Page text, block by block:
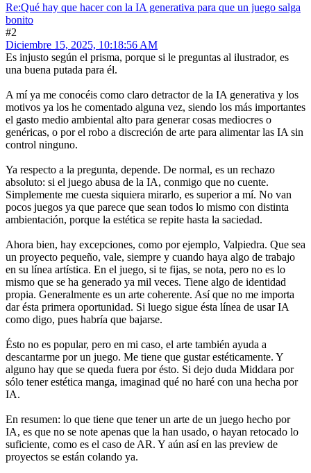
Re:Qué hay que hacer con la IA generativa para que un juego salga
bonito
#2
Diciembre 15, 2025, 10:18:56 AM
Es injusto según el prisma, porque si le preguntas al ilustrador, es
una buena putada para él.
A mí ya me conocéis como claro detractor de la IA generativa y los
motivos ya los he comentado alguna vez, siendo los más importantes
el gasto medio ambiental alto para generar cosas mediocres o
genéricas, o por el robo a discreción de arte para alimentar las IA sin
control ninguno.
Ya respecto a la pregunta, depende. De normal, es un rechazo
absoluto: si el juego abusa de la IA, conmigo que no cuente.
Simplemente me cuesta siquiera mirarlo, es superior a mí. No van
pocos juegos ya que parece que sean todos lo mismo con distinta
ambientación, porque la estética se repite hasta la saciedad.
Ahora bien, hay excepciones, como por ejemplo, Valpiedra. Que sea
un proyecto pequeño, vale, siempre y cuando haya algo de trabajo
en su línea artística. En el juego, si te fijas, se nota, pero no es lo
mismo que se ha generado ya mil veces. Tiene algo de identidad
propia. Generalmente es un arte coherente. Así que no me importa
dar ésta primera oportunidad. Si luego sigue ésta línea de usar IA
como digo, pues habría que bajarse.
Ésto no es popular, pero en mi caso, el arte también ayuda a
descantarme por un juego. Me tiene que gustar estéticamente. Y
alguno hay que se queda fuera por ésto. Si dejo duda Middara por
sólo tener estética manga, imaginad qué no haré con una hecha por
IA.
En resumen: lo que tiene que tener un arte de un juego hecho por
IA, es que no se note apenas que la han usado, o hayan retocado lo
suficiente, como es el caso de AR. Y aún así en las preview de
proyectos se están colando ya.